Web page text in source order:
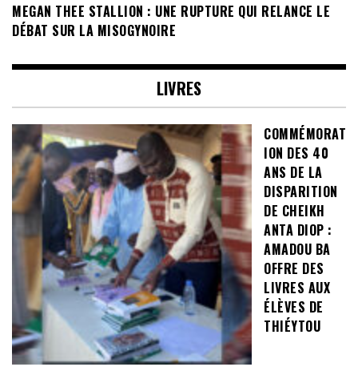
MEGAN THEE STALLION : UNE RUPTURE QUI RELANCE LE
DÉBAT SUR LA MISOGYNOIRE
LIVRES
COMMÉMORAT
ION DES 40
ANS DE LA
DISPARITION
DE CHEIKH
ANTA DIOP :
AMADOU BA
OFFRE DES
LIVRES AUX
ÉLÈVES DE
THIÉYTOU